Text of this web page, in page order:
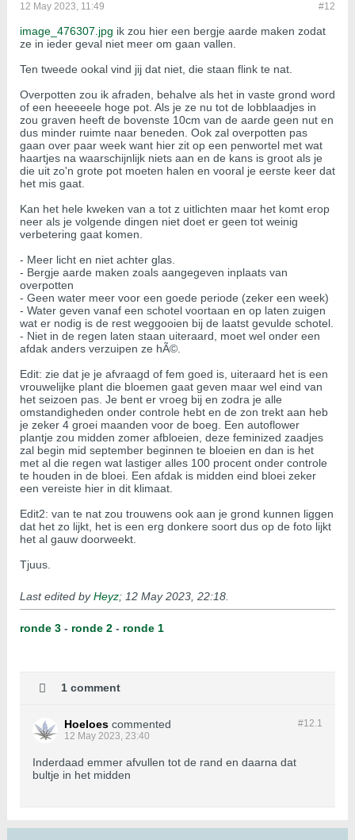
#12
12 May 2023, 11:49
image_476307.jpg ik zou hier een bergje aarde maken zodat
ze in ieder geval niet meer om gaan vallen.
Ten tweede ookal vind jij dat niet, die staan flink te nat.
Overpotten zou ik afraden, behalve als het in vaste grond word
of een heeeeele hoge pot. Als je ze nu tot de lobblaadjes in
zou graven heeft de bovenste 10cm van de aarde geen nut en
dus minder ruimte naar beneden. Ook zal overpotten pas
gaan over paar week want hier zit op een penwortel met wat
haartjes na waarschijnlijk niets aan en de kans is groot als je
die uit zo'n grote pot moeten halen en vooral je eerste keer dat
het mis gaat.
Kan het hele kweken van a tot z uitlichten maar het komt erop
neer als je volgende dingen niet doet er geen tot weinig
verbetering gaat komen.
- Meer licht en niet achter glas.
- Bergje aarde maken zoals aangegeven inplaats van
overpotten
- Geen water meer voor een goede periode (zeker een week)
- Water geven vanaf een schotel voortaan en op laten zuigen
wat er nodig is de rest weggooien bij de laatst gevulde schotel.
- Niet in de regen laten staan uiteraard, moet wel onder een
afdak anders verzuipen ze hÃ©.
Edit: zie dat je je afvraagd of fem goed is, uiteraard het is een
vrouwelijke plant die bloemen gaat geven maar wel eind van
het seizoen pas. Je bent er vroeg bij en zodra je alle
omstandigheden onder controle hebt en de zon trekt aan heb
je zeker 4 groei maanden voor de boeg. Een autoflower
plantje zou midden zomer afbloeien, deze feminized zaadjes
zal begin mid september beginnen te bloeien en dan is het
met al die regen wat lastiger alles 100 procent onder controle
te houden in de bloei. Een afdak is midden eind bloei zeker
een vereiste hier in dit klimaat.
Edit2: van te nat zou trouwens ook aan je grond kunnen liggen
dat het zo lijkt, het is een erg donkere soort dus op de foto lijkt
het al gauw doorweekt.
Tjuus.
Last edited byHeyz; 12 May 2023, 22:18
ronde 3 - ronde 2 - ronde 1
1 comment
#12.1
Hoeloes commented
12 May 2023, 23:40
Inderdaad emmer afvullen tot de rand en daarna dat
bultje in het midden